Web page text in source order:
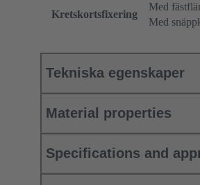
Kretskortsfixering
Med
Med
Tekniska egenskaper
Material properties
Specifications and